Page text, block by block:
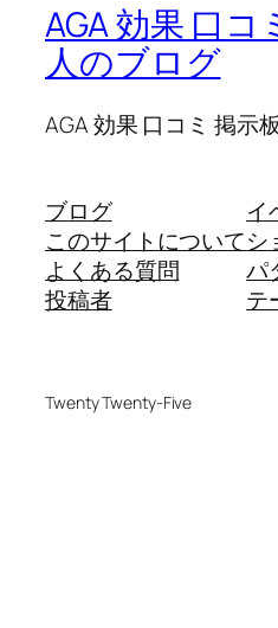
AGA 効果 口コ
人のブログ
AGA 効果 口コミ 掲示
ブログ
このサイトについて
よくある質問
投稿者
イ
シ
パ
テ
Twenty Twenty-Five